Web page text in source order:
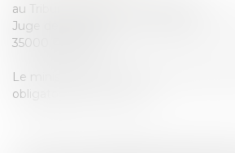
au Tribunal Judiciaire de RENNES –
Juge de l’Exécution Cité Judiciaire, 7
35000 RENNES
Le ministère d'Avocat inscrit au
obligatoire pour enchérir